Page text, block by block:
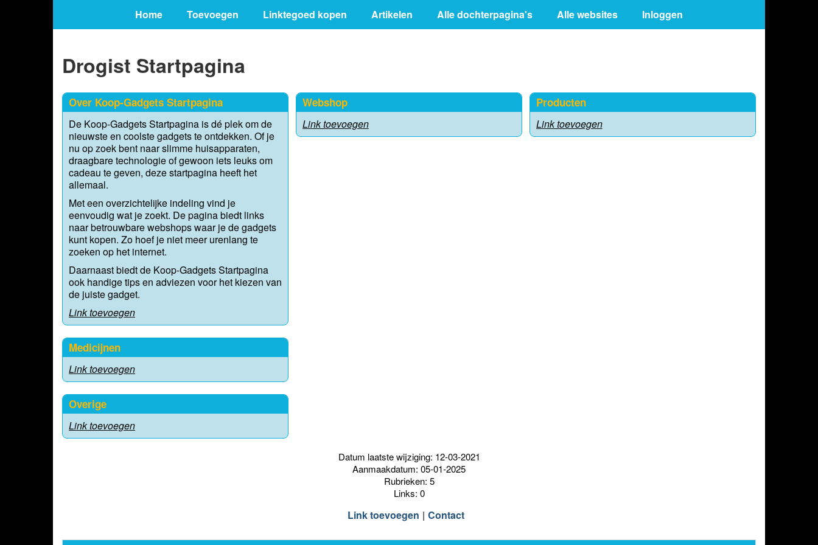
Home Toevoegen Linktegoed kopen Artikelen Alle dochterpagina's Alle websites Inloggen
Drogist Startpagina
Over Koop-Gadgets Startpagina
De Koop-Gadgets Startpagina is dé plek om de
nieuwste en coolste gadgets te ontdekken. Of je
nu op zoek bent naar slimme huisapparaten,
draagbare technologie of gewoon iets leuks om
cadeau te geven, deze startpagina heeft het
allemaal.
Met een overzichtelijke indeling vind je
eenvoudig wat je zoekt. De pagina biedt links
naar betrouwbare webshops waar je de gadgets
kunt kopen. Zo hoef je niet meer urenlang te
zoeken op het internet.
Daarnaast biedt de Koop-Gadgets Startpagina
ook handige tips en adviezen voor het kiezen van
de juiste gadget.
Link toevoegen
Medicijnen
Link toevoegen
Overige
Link toevoegen
Webshop
Link toevoegen
Producten
Link toevoegen
Datum laatste wijziging: 12-03-2021
Aanmaakdatum: 05-01-2025
Rubrieken: 5
Links: 0
Link toevoegen Contact